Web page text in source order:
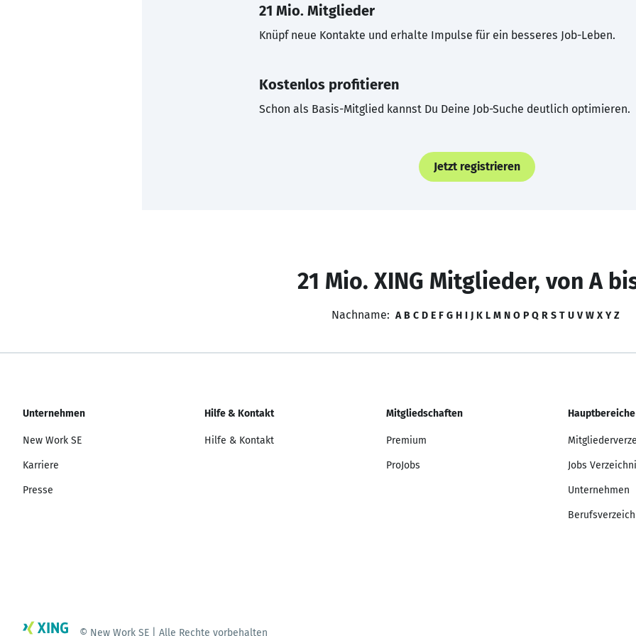
21 Mio. Mitglieder
Knüpf neue Kontakte und erhalte Impulse für ein besseres Job-Leben.
Kostenlos profitieren
Schon als Basis-Mitglied kannst Du Deine Job-Suche deutlich optimieren.
Jetzt registrieren
21 Mio. XING Mitglieder, von A
Nachname: A B C D E F G H I J K L M N O P Q R S T U V W X Y Z
Unternehmen
New Work SE
Karriere
Presse
Hilfe & Kontakt
Hilfe & Kontakt
Mitgliedschaften
Premium
ProJobs
Hauptbereiche
Jobs
Unternehmen
© New Work SE | Alle Rechte vorbehalten